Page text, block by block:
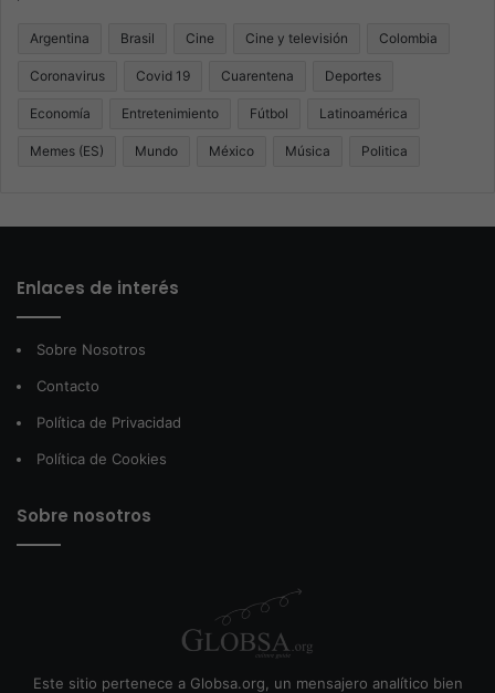
Argentina Brasil Cine Cine y televisión Colombia
Coronavirus Covid 19 Cuarentena Deportes
Economía Entretenimiento Fútbol Latinoamérica
Memes (ES) Mundo México Música Politica
Enlaces de interés
Sobre Nosotros
Contacto
Política de Privacidad
Política de Cookies
Sobre nosotros
Este sitio pertenece a Globsa.org, un mensajero analítico bien